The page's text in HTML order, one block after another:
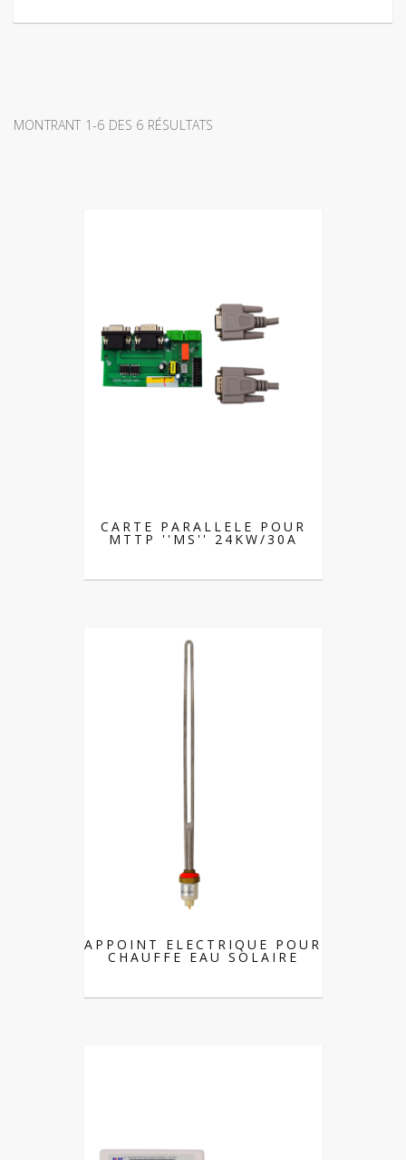
MONTRANT 1-6 DES 6 RÉSULTATS
CARTE PARALLELE POUR
MTTP ''MS'' 24KW/30A
APPOINT ELECTRIQUE POUR
CHAUFFE EAU SOLAIRE